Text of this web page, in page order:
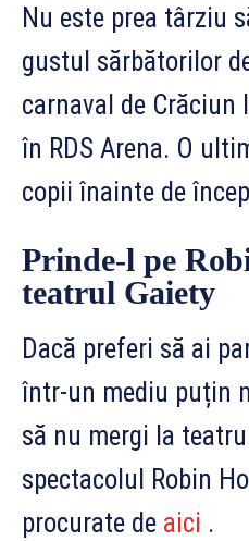
Nu este prea târziu
gustul sărbătorilor
carnaval de Crăciun
în RDS Arena. O
copii înainte de
Prinde-l pe
teatrul Gaiety
Dacă preferi să ai
într-un mediu puțin
să nu mergi la
spectacolul Robin
procurate de aici .